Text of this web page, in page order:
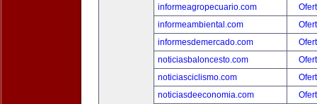
informeagropecuario.com
informeambiental.com
informesdemercado.com
noticiasbaloncesto.com
noticiasciclismo.com
noticiasdeeconomia.com